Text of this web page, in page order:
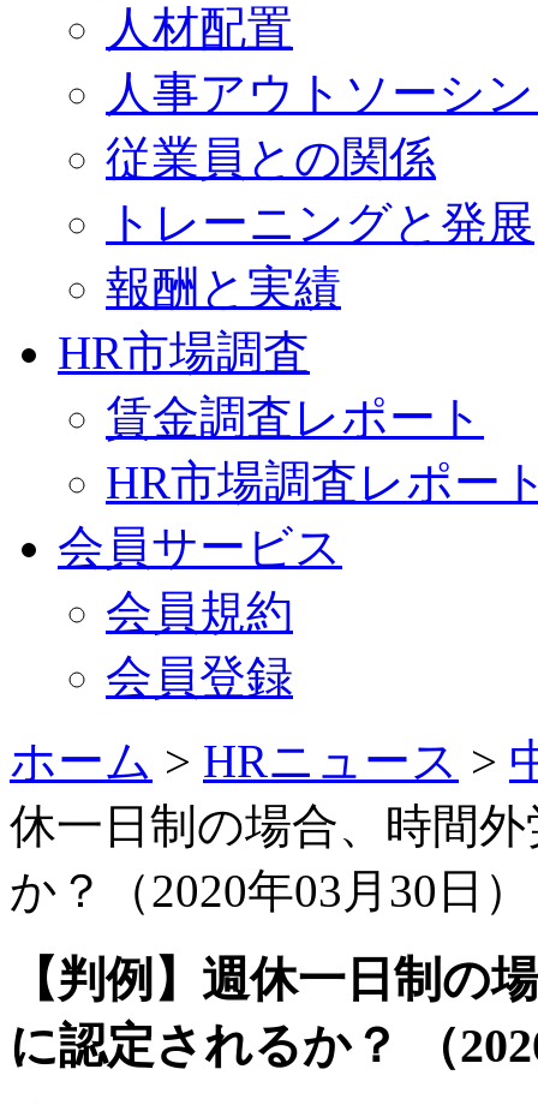
人材配置
人事アウトソーシ
従業員との関係
トレーニングと発展
報酬と実績
HR市場調査
賃金調査レポート
HR市場調査レポー
会員サービス
会員規約
会員登録
ホーム > HRニュース >
休一日制の場合、時間
か？（2020年03月30日）
【判例】週休一日制の
に認定されるか？ （